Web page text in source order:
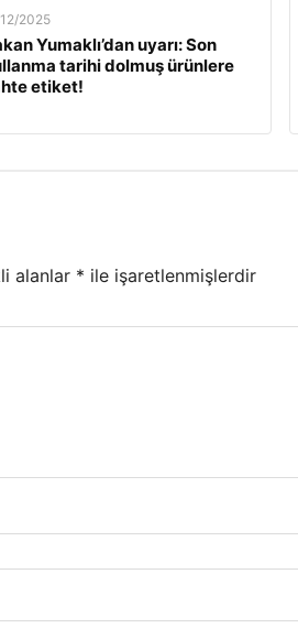
2025
Yumaklı’dan uyarı: Son
tarihi dolmuş ürünlere
etiket!
alanlar * ile işaretlenmişlerdir